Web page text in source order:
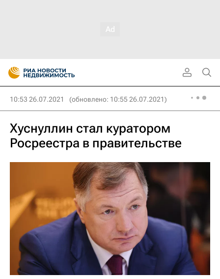
10:53 26.07.2021 (обновлено: 10:55 26.07.2021)
Хуснуллин стал куратором
Росреестра в правительстве